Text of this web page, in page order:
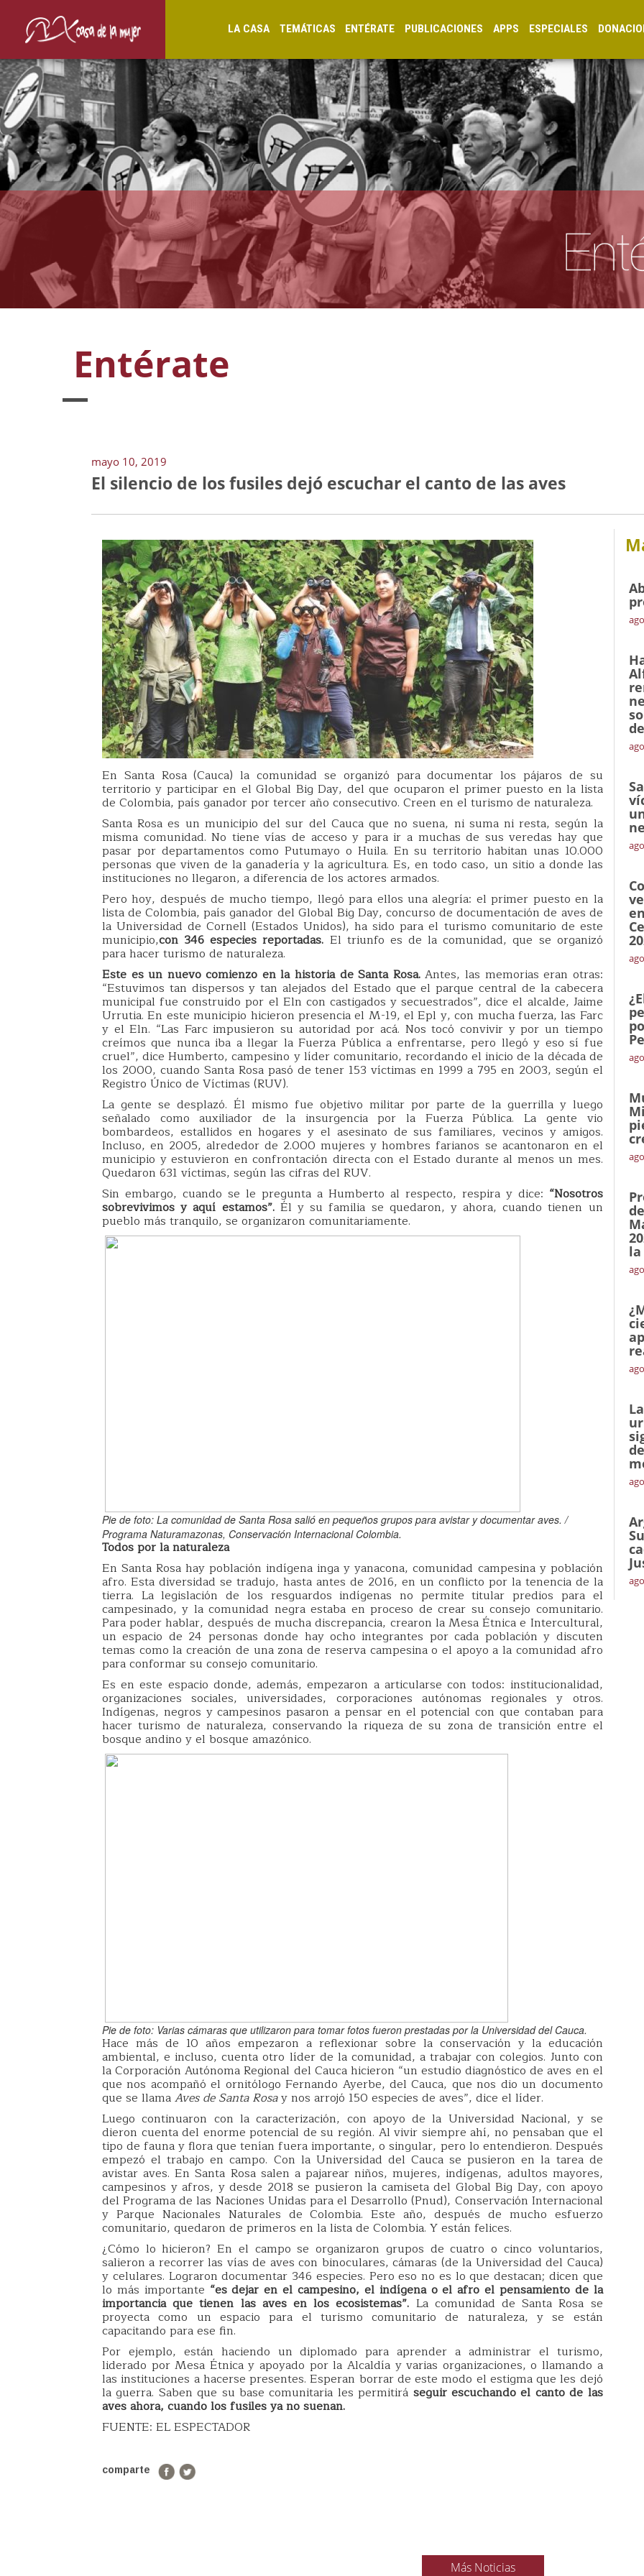
LA CASA TEMÁTICAS ENTÉRATE PUBLICACIONES APPS ESPECIALES
Entérate
mayo 10, 2019
El silencio de los fusiles dejó escuchar el canto de las aves
En Santa Rosa (Cauca) la comunidad se organizó para documentar los pájaros de su
territorio y participar en el Global Big Day, del que ocuparon el primer puesto en la lista
de Colombia, país ganador por tercer año consecutivo. Creen en el turismo de naturaleza.
Santa Rosa es un municipio del sur del Cauca que no suena, ni suma ni resta, según la
misma comunidad. No tiene vías de acceso y para ir a muchas de sus veredas hay que
pasar por departamentos como Putumayo o Huila. En su territorio habitan unas 10.000
personas que viven de la ganadería y la agricultura. Es, en todo caso, un sitio a donde las
instituciones no llegaron, a diferencia de los actores armados.
Pero hoy, después de mucho tiempo, llegó para ellos una alegría: el primer puesto en la
lista de Colombia, país ganador del Global Big Day, concurso de documentación de aves de
la Universidad de Cornell (Estados Unidos), ha sido para el turismo comunitario de este
municipio,con 346 especies reportadas. El triunfo es de la comunidad, que se organizó
para hacer turismo de naturaleza.
Este es un nuevo comienzo en la historia de Santa Rosa.Antes, las memorias eran otras:
“Estuvimos tan dispersos y tan alejados del Estado que el parque central de la cabecera
municipal fue construido por el Eln con castigados y secuestrados”, dice el alcalde, Jaime
Urrutia. En este municipio hicieron presencia el M-19, el Epl y, con mucha fuerza, las Farc
y el Eln. “Las Farc impusieron su autoridad por acá. Nos tocó convivir y por un tiempo
creímos que nunca iba a llegar la Fuerza Pública a enfrentarse, pero llegó y eso sí fue
cruel”, dice Humberto, campesino y líder comunitario, recordando el inicio de la década de
los 2000, cuando Santa Rosa pasó de tener 153 víctimas en 1999 a 795 en 2003, según el
Registro Único de Víctimas (RUV).
La gente se desplazó. Él mismo fue objetivo militar por parte de la guerrilla y luego
señalado como auxiliador de la insurgencia por la Fuerza Pública. La gente vio
bombardeos, estallidos en hogares y el asesinato de sus familiares, vecinos y amigos.
Incluso, en 2005, alrededor de 2.000 mujeres y hombres farianos se acantonaron en el
municipio y estuvieron en confrontación directa con el Estado durante al menos un mes.
Quedaron 631 víctimas, según las cifras del RUV.
Sin embargo, cuando se le pregunta a Humberto al respecto, respira y dice: “Nosotros
sobrevivimos y aquí estamos”. Él y su familia se quedaron, y ahora, cuando tienen un
pueblo más tranquilo, se organizaron comunitariamente.
Pie de foto: La comunidad de Santa Rosa salió en pequeños grupos para avistar y documentar aves. /
Programa Naturamazonas, Conservación Internacional Colombia.
Todos por la naturaleza
En Santa Rosa hay población indígena inga y yanacona, comunidad campesina y población
afro. Esta diversidad se tradujo, hasta antes de 2016, en un conflicto por la tenencia de la
tierra. La legislación de los resguardos indígenas no permite titular predios para el
campesinado, y la comunidad negra estaba en proceso de crear su consejo comunitario.
Para poder hablar, después de mucha discrepancia, crearon la Mesa Étnica e Intercultural,
un espacio de 24 personas donde hay ocho integrantes por cada población y discuten
temas como la creación de una zona de reserva campesina o el apoyo a la comunidad afro
para conformar su consejo comunitario.
Es en este espacio donde, además, empezaron a articularse con todos: institucionalidad,
organizaciones sociales, universidades, corporaciones autónomas regionales y otros.
Indígenas, negros y campesinos pasaron a pensar en el potencial con que contaban para
hacer turismo de naturaleza, conservando la riqueza de su zona de transición entre el
bosque andino y el bosque amazónico.
Pie de foto: Varias cámaras que utilizaron para tomar fotos fueron prestadas por la Universidad del Cauca.
Hace más de 10 años empezaron a reflexionar sobre la conservación y la educación
ambiental, e incluso, cuenta otro líder de la comunidad, a trabajar con colegios. Junto con
la Corporación Autónoma Regional del Cauca hicieron “un estudio diagnóstico de aves en el
que nos acompañó el ornitólogo Fernando Ayerbe, del Cauca, que nos dio un documento
que se llamaAves de Santa Rosay nos arrojó 150 especies de aves”, dice el líder.
Luego continuaron con la caracterización, con apoyo de la Universidad Nacional, y se
dieron cuenta del enorme potencial de su región. Al vivir siempre ahí, no pensaban que el
tipo de fauna y flora que tenían fuera importante, o singular, pero lo entendieron. Después
empezó el trabajo en campo. Con la Universidad del Cauca se pusieron en la tarea de
avistar aves. En Santa Rosa salen a pajarear niños, mujeres, indígenas, adultos mayores,
campesinos y afros, y desde 2018 se pusieron la camiseta del Global Big Day, con apoyo
del Programa de las Naciones Unidas para el Desarrollo (Pnud), Conservación Internacional
y Parque Nacionales Naturales de Colombia. Este año, después de mucho esfuerzo
comunitario, quedaron de primeros en la lista de Colombia. Y están felices.
¿Cómo lo hicieron? En el campo se organizaron grupos de cuatro o cinco voluntarios,
salieron a recorrer las vías de aves con binoculares, cámaras (de la Universidad del Cauca)
y celulares. Lograron documentar 346 especies. Pero eso no es lo que destacan; dicen que
lo más importante “es dejar en el campesino, el indígena o el afro el pensamiento de la
importancia que tienen las aves en los ecosistemas”. La comunidad de Santa Rosa se
proyecta como un espacio para el turismo comunitario de naturaleza, y se están
capacitando para ese fin.
Por ejemplo, están haciendo un diplomado para aprender a administrar el turismo,
liderado por Mesa Étnica y apoyado por la Alcaldía y varias organizaciones, o llamando a
las instituciones a hacerse presentes. Esperan borrar de este modo el estigma que les dejó
la guerra. Saben que su base comunitaria les permitirá seguir escuchando el canto de las
aves ahora, cuando los fusiles ya no suenan.
FUENTE: EL ESPECTADOR
comparte
la
Más Noticias